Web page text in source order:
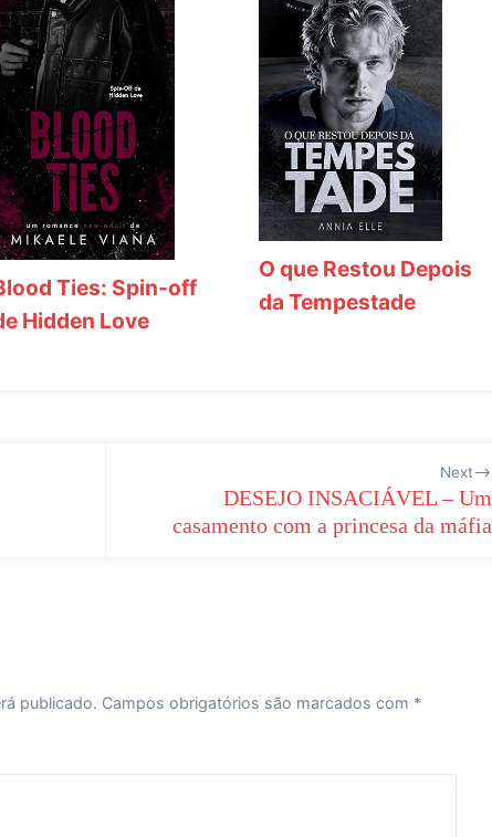
Ties: Spin-off
Hidden Love
O que Restou Depois
da Tempestade
Next
DESEJO INSACIÁVEL – Um
casamento com a princesa da máfia
publicado. Campos obrigatórios são marcados com *